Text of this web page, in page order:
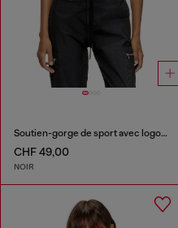
Soutien-gorge de sport avec logo découpé
CHF 49,00
NOIR